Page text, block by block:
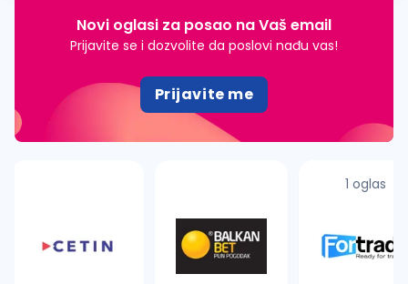
Novi oglasi za posao na Vaš email
Prijavite se i dozvolite da poslovi nađu vas!
Prijavite me
1 oglas